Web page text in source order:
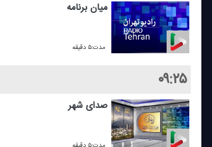
میان برنامه
مدت:۵ دقیقه
۰۹:۲۵
صدای شهر